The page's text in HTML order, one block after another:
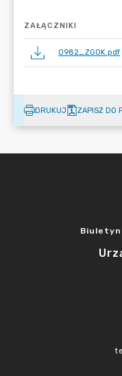
ZAŁĄCZNIKI
0982_ZGOK.pdf
DRUKUJ ZAPISZ DO